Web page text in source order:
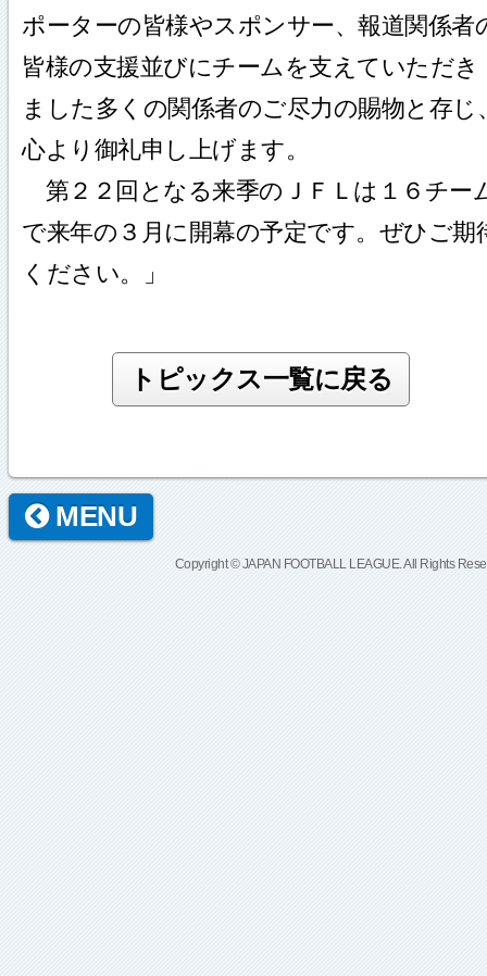
ポーターの皆様やスポンサー、報道関係者
皆様の支援並びにチームを支えていただき
ました多くの関係者のご尽力の賜物と存じ
心より御礼申し上げます。
第２２回となる来季のＪＦＬは１６チー
で来年の３月に開幕の予定です。ぜひご期
ください。」
MENU
Copyright © JAPAN FOOTBALL LEAGUE. All Rights